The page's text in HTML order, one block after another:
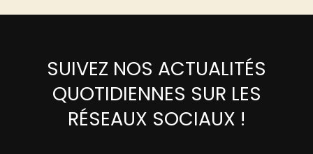
SUIVEZ NOS ACTUALITÉS
QUOTIDIENNES SUR LES
RÉSEAUX SOCIAUX !